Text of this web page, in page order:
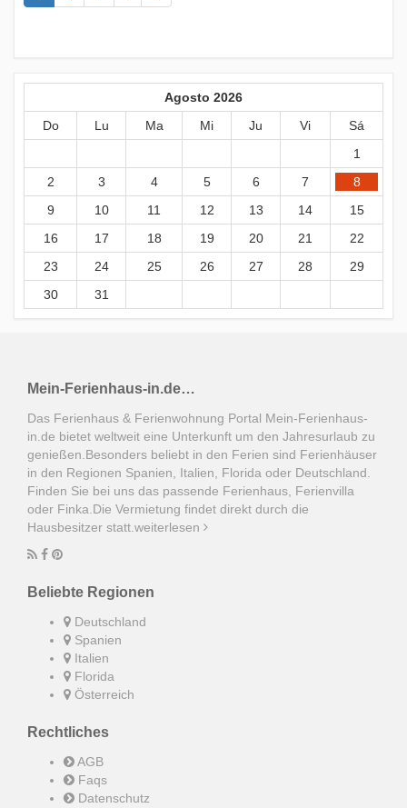
Agosto 2026
Do
Lu Ma Mi Ju Vi
Sá
1
2
3 4 5 6 7
8
9
10 11 12 13 14
15
16
17 18 19 20 21
22
23
24 25 26 27 28
29
30
31
Mein-Ferienhaus-in.de…
Das Ferienhaus & Ferienwohnung Portal Mein-Ferienhaus-
in.de bietet weltweit eine Unterkunft um den Jahresurlaub zu
genießen.Besonders beliebt in den Ferien sind Ferienhäuser
in den Regionen Spanien, Italien, Florida oder Deutschland.
Finden Sie bei uns das passende Ferienhaus, Ferienvilla
oder Finka.Die Vermietung findet direkt durch die
Hausbesitzer statt. weiterlesen
Beliebte Regionen
Deutschland
Spanien
Italien
Florida
Österreich
Rechtliches
AGB
Faqs
Datenschutz